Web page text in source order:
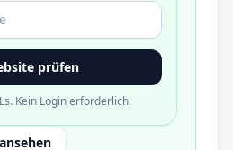
prüfen
Kein Login erforderlich.